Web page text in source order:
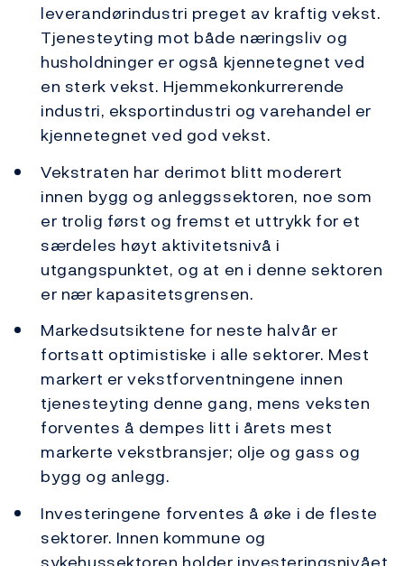
leverandørindustri preget av kraftig vekst.
Tjenesteyting mot både næringsliv og
husholdninger er også kjennetegnet ved
en sterk vekst. Hjemmekonkurrerende
industri, eksportindustri og varehandel er
kjennetegnet ved god vekst.
Vekstraten har derimot blitt moderert
innen bygg og anleggssektoren, noe som
er trolig først og fremst et uttrykk for et
særdeles høyt aktivitetsnivå i
utgangspunktet, og at en i denne sektoren
er nær kapasitetsgrensen.
Markedsutsiktene for neste halvår er
fortsatt optimistiske i alle sektorer. Mest
markert er vekstforventningene innen
tjenesteyting denne gang, mens veksten
forventes å dempes litt i årets mest
markerte vekstbransjer; olje og gass og
bygg og anlegg.
Investeringene forventes å øke i de fleste
sektorer. Innen kommune og